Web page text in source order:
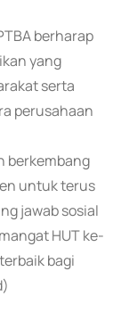
berharap
yang
serta
perusahaan
berkembang
untuk terus
jawab sosial
HUT ke-
bagi